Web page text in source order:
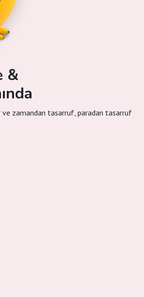
&
ve zamandan tasarruf, paradan tasarruf